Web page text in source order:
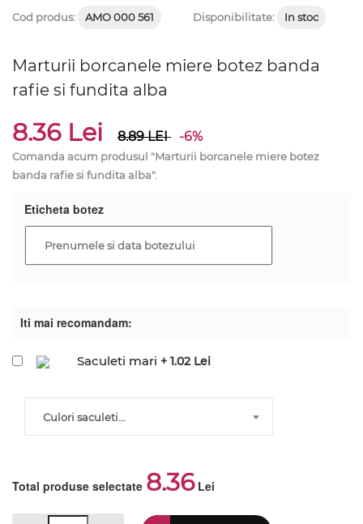
Cod produs: AMO 000 561 Disponibilitate: In stoc
Marturii borcanele miere botez banda
rafie si fundita alba
8.36 Lei 8.89LEI -6%
Comanda acum produsul "Marturii borcanele miere botez
banda rafie si fundita alba".
Eticheta botez
Iti mai recomandam:
Saculeti mari + 1.02 Lei
Culori saculeti...
Total produse selectate 8.36Lei